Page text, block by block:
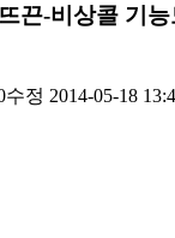
끈-비상콜 기
수정 2014-05-18